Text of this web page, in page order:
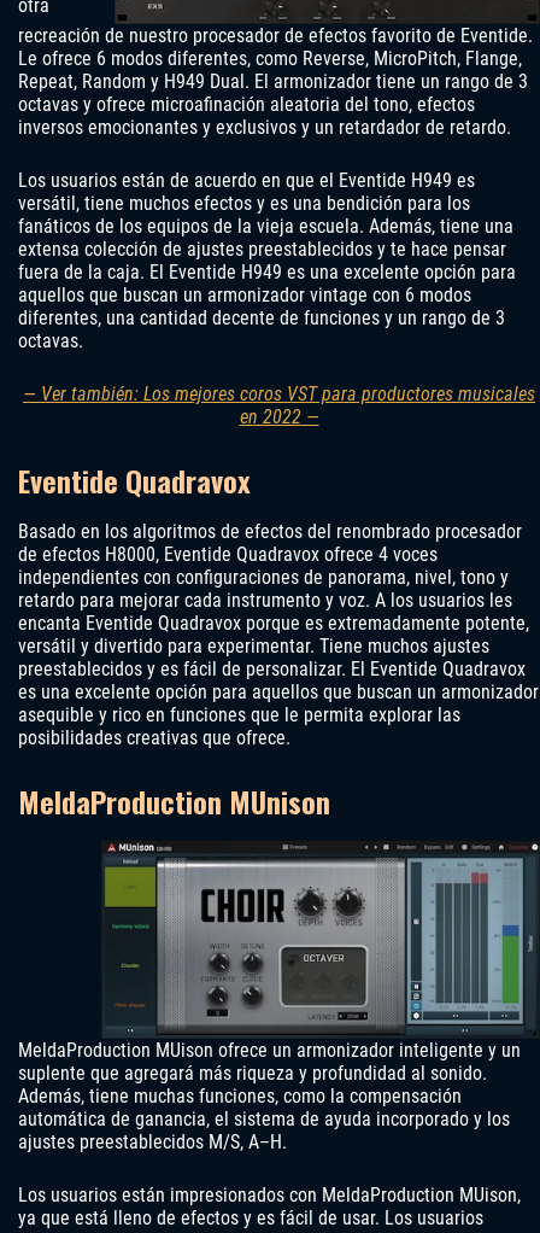
otra
recreación de nuestro procesador de efectos favorito de Eventide.
Le ofrece 6 modos diferentes, como Reverse, MicroPitch, Flange,
Repeat, Random y H949 Dual. El armonizador tiene un rango de 3
octavas y ofrece microafinación aleatoria del tono, efectos
inversos emocionantes y exclusivos y un retardador de retardo.
Los usuarios están de acuerdo en que el Eventide H949 es
versátil, tiene muchos efectos y es una bendición para los
fanáticos de los equipos de la vieja escuela. Además, tiene una
extensa colección de ajustes preestablecidos y te hace pensar
fuera de la caja. El Eventide H949 es una excelente opción para
aquellos que buscan un armonizador vintage con 6 modos
diferentes, una cantidad decente de funciones y un rango de 3
octavas.
— Ver también: Los mejores coros VST para productores musicales
en 2022 —
Eventide Quadravox
Basado en los algoritmos de efectos del renombrado procesador
de efectos H8000, Eventide Quadravox ofrece 4 voces
independientes con configuraciones de panorama, nivel, tono y
retardo para mejorar cada instrumento y voz. A los usuarios les
encanta Eventide Quadravox porque es extremadamente potente,
versátil y divertido para experimentar. Tiene muchos ajustes
preestablecidos y es fácil de personalizar. El Eventide Quadravox
es una excelente opción para aquellos que buscan un armonizador
asequible y rico en funciones que le permita explorar las
posibilidades creativas que ofrece.
MeldaProduction MUnison
MeldaProduction MUison ofrece un armonizador inteligente y un
suplente que agregará más riqueza y profundidad al sonido.
Además, tiene muchas funciones, como la compensación
automática de ganancia, el sistema de ayuda incorporado y los
ajustes preestablecidos M/S, A–H.
Los usuarios están impresionados con MeldaProduction MUison,
ya que está lleno de efectos y es fácil de usar. Los usuarios